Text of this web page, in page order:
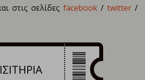
στις σελίδες facebook / twitter /